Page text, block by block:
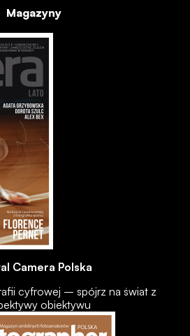
Magazyny
Camera Polska
cyfrowej – spójrz na świat z
obiektywu